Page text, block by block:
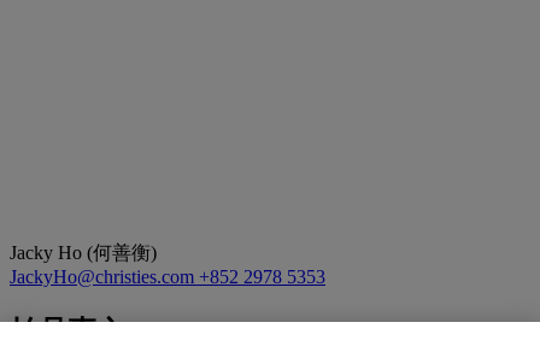
Jacky Ho (何善衡)
JackyHo@christies.com +852 2978 5353
拍品專文